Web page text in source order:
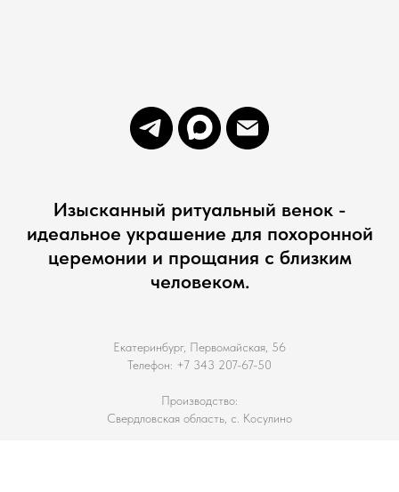
Изысканный ритуальный венок -
идеальное украшение для похоронной
церемонии и прощания с близким
человеком.
Екатеринбург, Первомайская, 56
Телефон: +7 343 207-67-50
Производство:
Свердловская область, с. Косулино